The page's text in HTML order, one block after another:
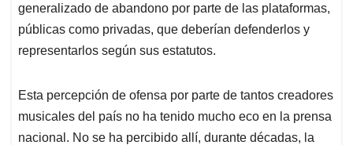
generalizado de abandono por parte de las plataformas,
públicas como privadas, que deberían defenderlos y
representarlos según sus estatutos.
Esta percepción de ofensa por parte de tantos creadores
musicales del país no ha tenido mucho eco en la prensa
nacional. No se ha percibido allí, durante décadas, la